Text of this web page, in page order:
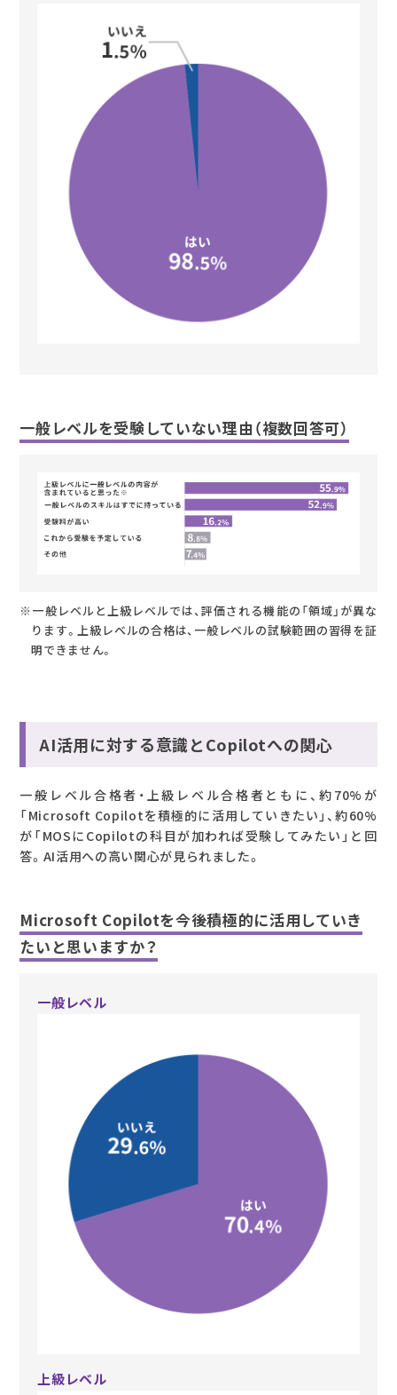
一般レベルを受験していない理由（複数回答可）
※一般レベルと上級レベルでは、評価される機能の「領域」が異な
ります。上級レベルの合格は、一般レベルの試験範囲の習得を証
明できません。
AI活用に対する意識とCopilotへの関心
一般レベル合格者・上級レベル合格者ともに、約70%が
「Microsoft Copilotを積極的に活用していきたい」、約60%
が「MOSにCopilotの科目が加われば受験してみたい」と回
答。AI活用への高い関心が見られました。
Microsoft Copilotを今後積極的に活用していき
たいと思いますか？
一般レベル
上級レベル